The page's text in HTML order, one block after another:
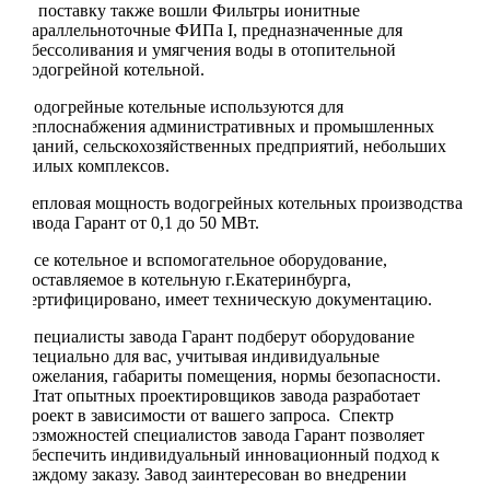
В поставку также вошли Фильтры ионитные
параллельноточные ФИПа I, предназначенные для
обессоливания и умягчения воды в отопительной
водогрейной котельной.
Водогрейные котельные используются для
теплоснабжения административных и промышленных
зданий, сельскохозяйственных предприятий, небольших
жилых комплексов.
Тепловая мощность водогрейных котельных производства
завода Гарант от 0,1 до 50 МВт.
Все котельное и вспомогательное оборудование,
поставляемое в котельную г.Екатеринбурга,
сертифицировано, имеет техническую документацию.
Специалисты завода Гарант подберут оборудование
специально для вас, учитывая индивидуальные
пожелания, габариты помещения, нормы безопасности.
Штат опытных проектировщиков завода разработает
проект в зависимости от вашего запроса. Спектр
возможностей специалистов завода Гарант позволяет
обеспечить индивидуальный инновационный подход к
каждому заказу. Завод заинтересован во внедрении